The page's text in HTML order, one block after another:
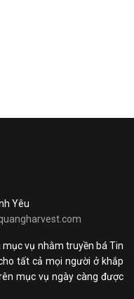
Yêu
vụ nhằm truyền bá Tin
tất cả mọi người ở khắp
mục vụ ngày càng được